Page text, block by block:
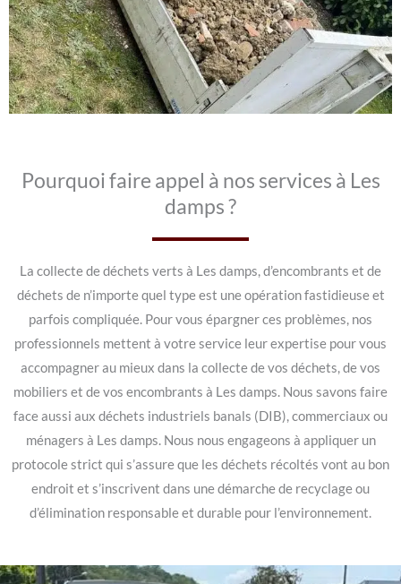
Pourquoi faire appel à nos services à Les
damps ?
La collecte de déchets verts à Les damps, d’encombrants et de
déchets de n’importe quel type est une opération fastidieuse et
parfois compliquée. Pour vous épargner ces problèmes, nos
professionnels mettent à votre service leur expertise pour vous
accompagner au mieux dans la collecte de vos déchets, de vos
mobiliers et de vos encombrants à Les damps. Nous savons faire
face aussi aux déchets industriels banals (DIB), commerciaux ou
ménagers à Les damps. Nous nous engageons à appliquer un
protocole strict qui s’assure que les déchets récoltés vont au bon
endroit et s’inscrivent dans une démarche de recyclage ou
d’élimination responsable et durable pour l’environnement.